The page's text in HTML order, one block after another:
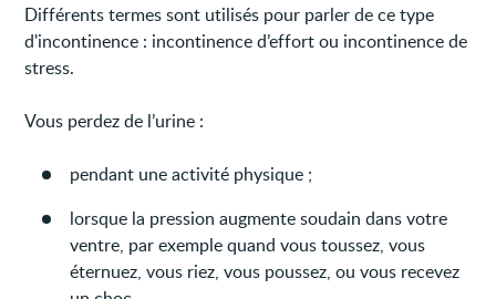
Différents termes sont utilisés pour parler de ce type
d'incontinence : incontinence d’effort ou incontinence de
stress.
Vous perdez de l’urine :
pendant une activité physique ;
lorsque la pression augmente soudain dans votre
ventre, par exemple quand vous toussez, vous
éternuez, vous riez, vous poussez, ou vous recevez